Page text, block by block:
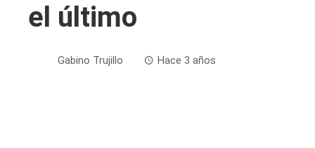
el último
Gabino Trujillo Hace 3 años